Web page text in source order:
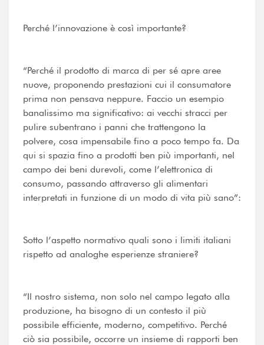
Perché l’innovazione è così importante?
“Perché il prodotto di marca di per sé apre aree
nuove, proponendo prestazioni cui il consumatore
prima non pensava neppure. Faccio un esempio
banalissimo ma significativo: ai vecchi stracci per
pulire subentrano i panni che trattengono la
polvere, cosa impensabile fino a poco tempo fa. Da
qui si spazia fino a prodotti ben più importanti, nel
campo dei beni durevoli, come l’elettronica di
consumo, passando attraverso gli alimentari
interpretati in funzione di un modo di vita più sano”:
Sotto l’aspetto normativo quali sono i limiti italiani
rispetto ad analoghe esperienze straniere?
“Il nostro sistema, non solo nel campo legato alla
produzione, ha bisogno di un contesto il più
possibile efficiente, moderno, competitivo. Perché
ciò sia possibile, occorre un insieme di rapporti ben